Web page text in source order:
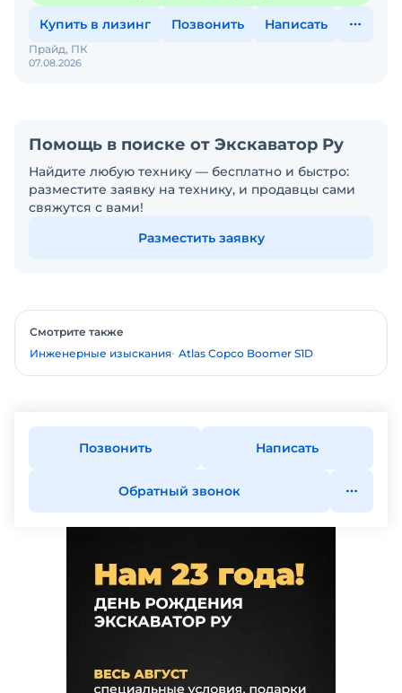
Купить в лизинг Позвонить Написать
07.08.2026
Прайд, ПК
Помощь в поиске от Экскаватор Ру
Найдите любую технику — бесплатно и быстро:
разместите заявку на технику, и продавцы сами
свяжутся с вами!
Разместить заявку
Смотрите также
Инженерные изыскания Atlas Copco Boomer S1D
Позвонить Написать
Обратный звонок